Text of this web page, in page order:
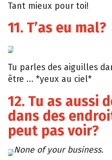
Tant mieux pour toi!
11. T’as eu mal?
Giphy
Tu parles des aiguilles
être … *yeux au ciel*
12. Tu as aussi
dans des
peut pas voir?
Giphy
None of your business.